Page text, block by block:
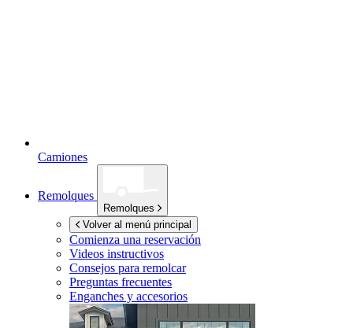
Camiones
Remolques
Remolques
Volver al menú principal
Comienza una reservación
Videos instructivos
Consejos para remolcar
Preguntas frecuentes
Enganches y accesorios